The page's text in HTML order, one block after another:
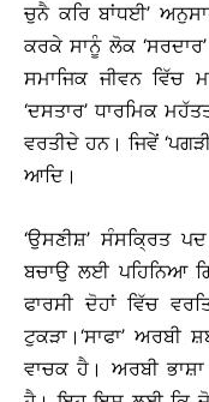
ਚੁਨੈ ਕਰਿ ਬਾਂਧਈ’
ਕਰਕੇ ਸਾਨੂੰ ਲੋਕ
ਸਮਾਜਿਕ ਜੀਵਨ ਵਿੱਚ
‘ਦਸਤਾਰ’ ਧਾਰਮਿਕ
ਵਰਤੀਦੇ ਹਨ। ਜਿਵੇਂ
ਆਦਿ।
‘ਉਸਣੀਸ਼’ ਸੰਸਕਿ੍ਰਤ
ਬਚਾਉ ਲਈ ਪਹਿਨਿਆ
ਫਾਰਸੀ ਦੋਹਾਂ ਵਿੱਚ
ਟੁਕੜਾ।‘ਸਾਫਾ’
ਵਾਚਕ ਹੈ। ਅਰਬੀ ਭਾਸ਼ਾ